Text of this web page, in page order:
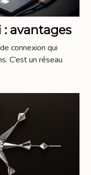
avantages
connexion qui
C’est un réseau